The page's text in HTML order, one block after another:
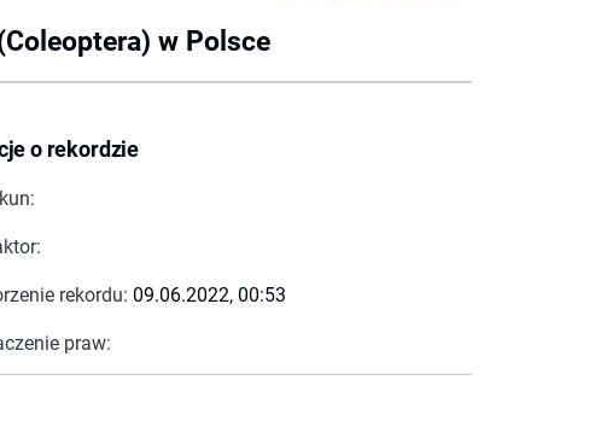
w Polsce
o rekordzie
rekordu: 09.06.2022, 00:53
praw: